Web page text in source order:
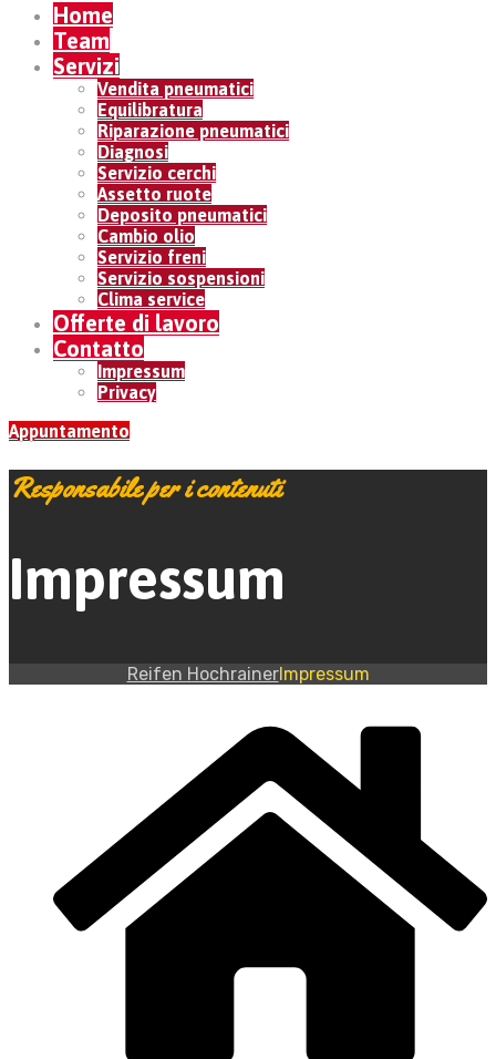
Home
Team
Servizi
Vendita pneumatici
Equilibratura
Riparazione pneumatici
Diagnosi
Servizio cerchi
Assetto ruote
Deposito pneumatici
Cambio olio
Servizio freni
Servizio sospensioni
Clima service
Offerte di lavoro
Contatto
Impressum
Privacy
Appuntamento
Responsabile per i contenuti
Impressum
Reifen HochrainerImpressum